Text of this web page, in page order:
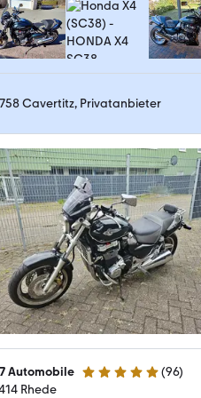
Cavertitz, Privatanbieter
Automobile 5 Sterne (96)
Rhede